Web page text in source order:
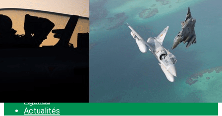
Exporter les lignes sélectionnées
Exporter toutes les colonnes
Exporter uniquement les colonnes affichées
Agenda
Actualités